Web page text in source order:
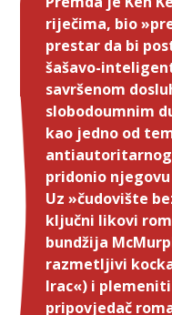
riječima, bio
prestar da bi
šašavo-
savršenom
slobodoumnim
kao jedno od
pridonio
Uz »čudovište
ključni likovi
bundžija
razmetljivi
Irac«) i
pripovjedač